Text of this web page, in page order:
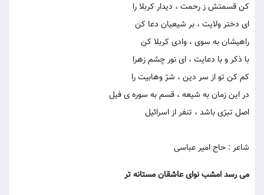
کن قسمتش ز رحمت ، دیدار کربلا را
ای دختر ولایت ، بر شیعیان دعا کن
راهیشان به سوی ، وادی کربلا کن
با ذکر و با دعایت ، ای نور چشم زهرا
کم کن تو از سر دین ، شرّ وهابیت را
در این زمان به شیعه ، قسم به سوره ی فیل
اصل تبرّی باشد ، تنفر از اسرائیل
شاعر : حاج امیر عباسی
می رسد امشب نوای عاشقان مستانه تر